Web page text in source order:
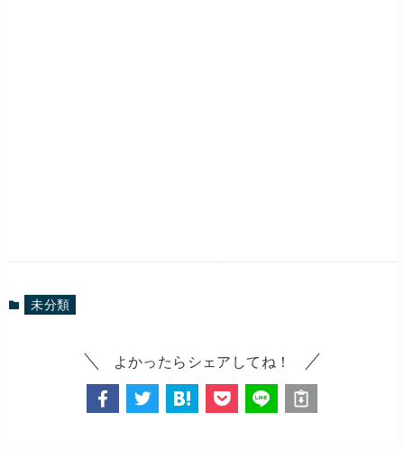
未分類
よかったらシェアしてね！